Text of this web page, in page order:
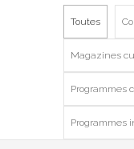
Toutes
Magazines
Programmes
Programmes